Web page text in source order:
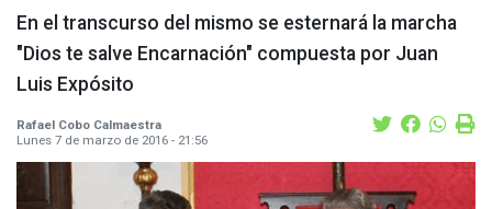
En el transcurso del mismo se esternará la marcha
"Dios te salve Encarnación" compuesta por Juan
Luis Expósito
Rafael Cobo Calmaestra
Lunes 7 de marzo de 2016 - 21:56